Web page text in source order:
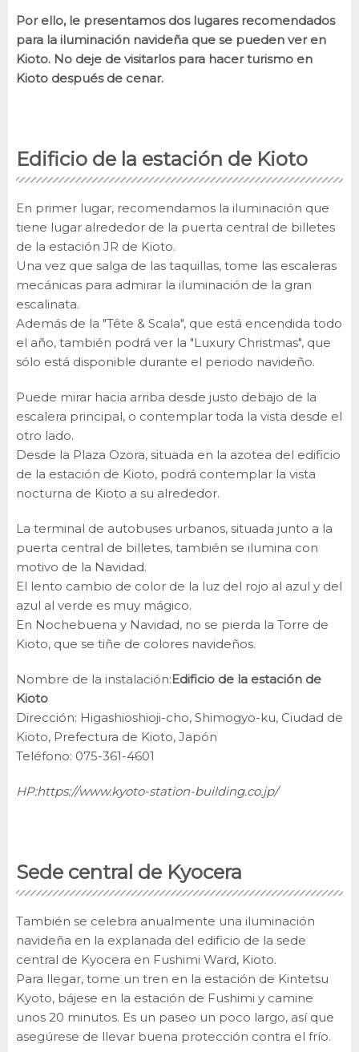
Por ello, le presentamos dos lugares recomendados
para la iluminación navideña que se pueden ver en
Kioto. No deje de visitarlos para hacer turismo en
Kioto después de cenar.
Edificio de la estación de Kioto
En primer lugar, recomendamos la iluminación que
tiene lugar alrededor de la puerta central de billetes
de la estación JR de Kioto.
Una vez que salga de las taquillas, tome las escaleras
mecánicas para admirar la iluminación de la gran
escalinata.
Además de la "Tête & Scala", que está encendida todo
el año, también podrá ver la "Luxury Christmas", que
sólo está disponible durante el periodo navideño.
Puede mirar hacia arriba desde justo debajo de la
escalera principal, o contemplar toda la vista desde el
otro lado.
Desde la Plaza Ozora, situada en la azotea del edificio
de la estación de Kioto, podrá contemplar la vista
nocturna de Kioto a su alrededor.
La terminal de autobuses urbanos, situada junto a la
puerta central de billetes, también se ilumina con
motivo de la Navidad.
El lento cambio de color de la luz del rojo al azul y del
azul al verde es muy mágico.
En Nochebuena y Navidad, no se pierda la Torre de
Kioto, que se tiñe de colores navideños.
Nombre de la instalación:Edificio de la estación de
Kioto
Dirección: Higashioshioji-cho, Shimogyo-ku, Ciudad de
Kioto, Prefectura de Kioto, Japón
Teléfono: 075-361-4601
HP:https://www.kyoto-station-building.co.jp/
Sede central de Kyocera
También se celebra anualmente una iluminación
navideña en la explanada del edificio de la sede
central de Kyocera en Fushimi Ward, Kioto.
Para llegar, tome un tren en la estación de Kintetsu
Kyoto, bájese en la estación de Fushimi y camine
unos 20 minutos. Es un paseo un poco largo, así que
asegúrese de llevar buena protección contra el frío.